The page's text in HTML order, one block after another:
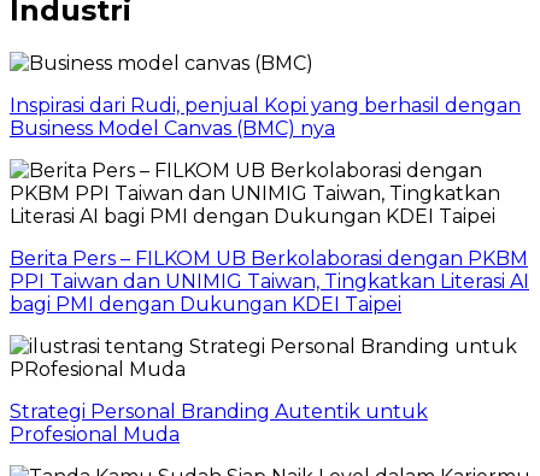
Industri
Inspirasi dari Rudi, penjual Kopi yang berhasil dengan
Business Model Canvas (BMC) nya
Berita Pers – FILKOM UB Berkolaborasi dengan PKBM
PPI Taiwan dan UNIMIG Taiwan, Tingkatkan Literasi AI
bagi PMI dengan Dukungan KDEI Taipei
Strategi Personal Branding Autentik untuk
Profesional Muda